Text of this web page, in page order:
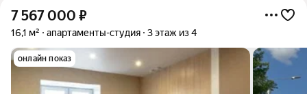
7 567 000 ₽
16,1 м² апартаменты-студия 3 этаж из 4
онлайн показ